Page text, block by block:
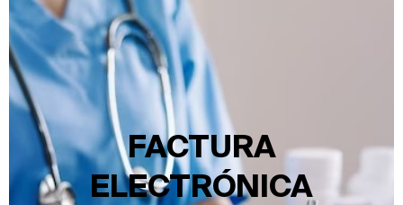
FACTURA
ELECTRÓNICA